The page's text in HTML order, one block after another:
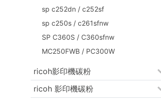
sp c252dn / c252sf
sp c250s / c261sfnw
SP C360S / C360sfnw
MC250FWB / PC300W
ricoh影印機碳粉
ricoh 影印機碳粉